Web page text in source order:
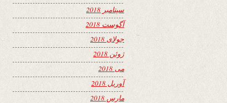
سپتامبر 2018
آگوست 2018
جولای 2018
ژوئن 2018
می 2018
آوریل 2018
مارس 2018